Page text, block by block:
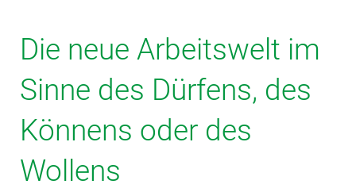
Die neue Arbeitswelt im
Sinne des Dürfens, des
Könnens oder des
Wollens